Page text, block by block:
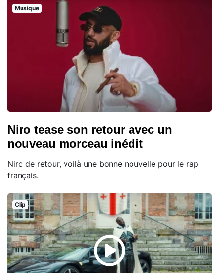
Musique
Niro tease son retour avec un
nouveau morceau inédit
Niro de retour, voilà une bonne nouvelle pour le rap
français.
Clip